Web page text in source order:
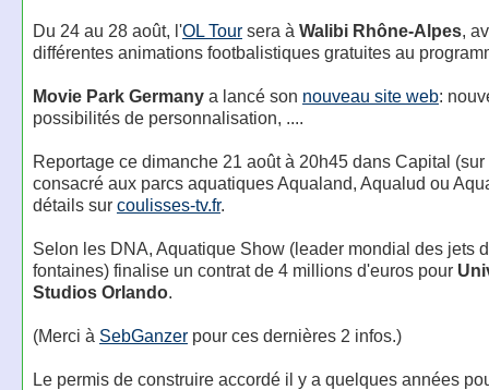
Du 24 au 28 août, l'OL Toursera à Walibi Rhône-Alpes,
différentes animations footbalistiques gratuites au
Movie Park Germanya lancé son nouveau site web:
possibilités de personnalisation, ....
Reportage ce dimanche 21 août à 20h45 dans Capital (sur
consacré aux parcs aquatiques Aqualand, Aqualud ou
détails sur coulisses-tv.fr.
Selon les DNA, Aquatique Show (leader mondial des jets
fontaines) finalise un contrat de 4 millions d'euros pour
Studios Orlando.
(Merci à SebGanzerpour ces dernières 2 infos.)
Le permis de construire accordé il y a quelques années